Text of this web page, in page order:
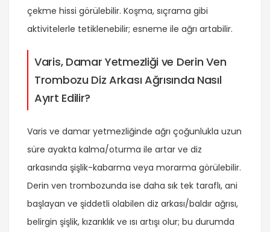
çekme hissi görülebilir. Koşma, sıçrama gibi
aktivitelerle tetiklenebilir; esneme ile ağrı artabilir.
Varis, Damar Yetmezliği ve Derin Ven
Trombozu Diz Arkası Ağrısında Nasıl
Ayırt Edilir?
Varis ve damar yetmezliğinde ağrı çoğunlukla uzun
süre ayakta kalma/oturma ile artar ve diz
arkasında şişlik-kabarma veya morarma görülebilir.
Derin ven trombozunda ise daha sık tek taraflı, ani
başlayan ve şiddetli olabilen diz arkası/baldır ağrısı,
belirgin şişlik, kızarıklık ve ısı artışı olur; bu durumda